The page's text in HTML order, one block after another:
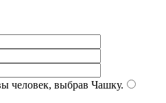
человек, выбрав Чашку.